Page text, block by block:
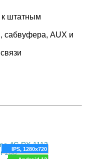
к штатным
сабвуфера, AUX и
IPS, 1280x720